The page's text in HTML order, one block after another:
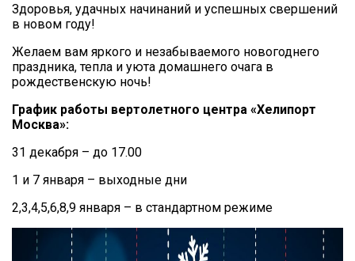
Здоровья, удачных начинаний и успешных свершений
в новом году!
Желаем вам яркого и незабываемого новогоднего
праздника, тепла и уюта домашнего очага в
рождественскую ночь!
График работы вертолетного центра «Хелипорт
Москва»:
31 декабря – до 17.00
1 и 7 января – выходные дни
2,3,4,5,6,8,9 января – в стандартном режиме